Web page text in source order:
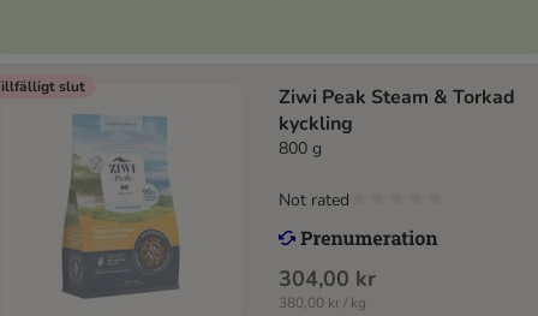
slut
Ziwi Peak Steam & Torkad
kyckling
800 g
304,00 kr
380,00 kr / kg
Not rated